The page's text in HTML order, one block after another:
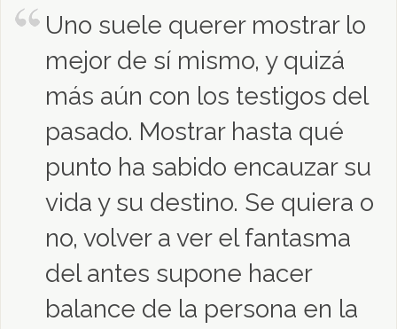
Uno suele querer mostrar lo
mejor de sí mismo, y quizá
más aún con los testigos del
pasado. Mostrar hasta qué
punto ha sabido encauzar su
vida y su destino. Se quiera o
no, volver a ver el fantasma
del antes supone hacer
balance de la persona en la